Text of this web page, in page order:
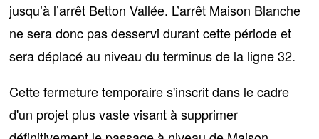
jusqu’à l’arrêt Betton Vallée. L’arrêt Maison Blanche
ne sera donc pas desservi durant cette période et
sera déplacé au niveau du terminus de la ligne 32.
Cette fermeture temporaire s'inscrit dans le cadre
d'un projet plus vaste visant àsupprimer